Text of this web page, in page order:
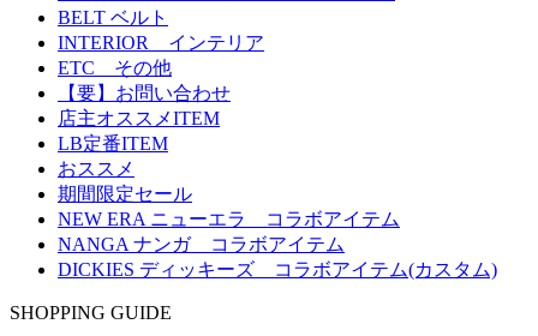
BELT ベルト
INTERIOR インテリア
ETC その他
【要】お問い合わせ
店主オススメITEM
LB定番ITEM
おススメ
期間限定セール
NEW ERA ニューエラ コラボアイテム
NANGA ナンガ コラボアイテム
DICKIES ディッキーズ コラボアイテム(カスタム)
SHOPPING GUIDE